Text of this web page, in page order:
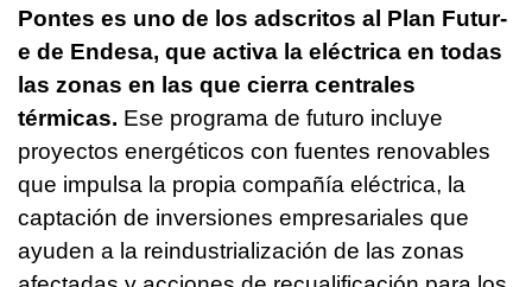
Pontes es uno de los adscritos al Plan Futur-
e de Endesa, que activa la eléctrica en todas
las zonas en las que cierra centrales
térmicas. Ese programa de futuro incluye
proyectos energéticos con fuentes renovables
que impulsa la propia compañía eléctrica, la
captación de inversiones empresariales que
ayuden a la reindustrialización de las zonas